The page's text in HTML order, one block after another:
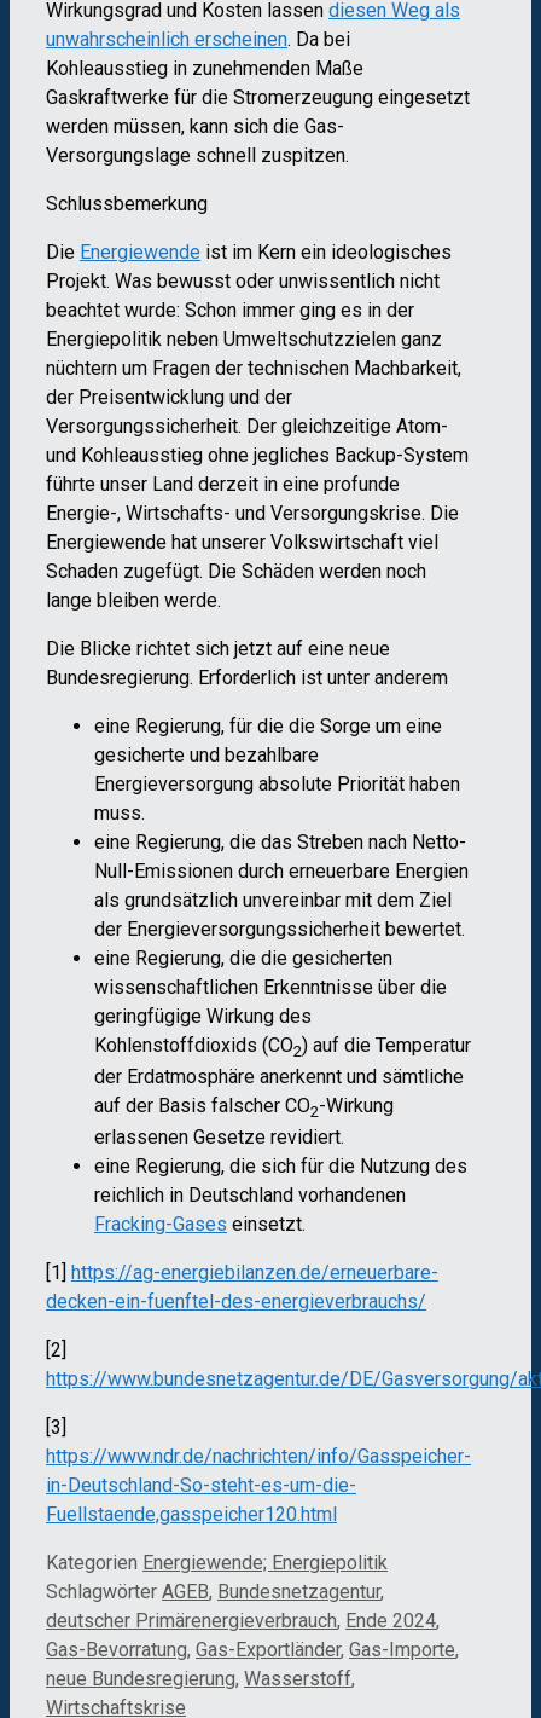
Wirkungsgrad und Kosten lassen diesen Weg als
unwahrscheinlich erscheinen. Da bei
Kohleausstieg in zunehmenden Maße
Gaskraftwerke für die Stromerzeugung eingesetzt
werden müssen, kann sich die Gas-
Versorgungslage schnell zuspitzen.
Schlussbemerkung
Die Energiewende ist im Kern ein ideologisches
Projekt. Was bewusst oder unwissentlich nicht
beachtet wurde: Schon immer ging es in der
Energiepolitik neben Umweltschutzzielen ganz
nüchtern um Fragen der technischen Machbarkeit,
der Preisentwicklung und der
Versorgungssicherheit. Der gleichzeitige Atom-
und Kohleausstieg ohne jegliches Backup-System
führte unser Land derzeit in eine profunde
Energie-, Wirtschafts- und Versorgungskrise. Die
Energiewende hat unserer Volkswirtschaft viel
Schaden zugefügt. Die Schäden werden noch
lange bleiben werde.
Die Blicke richtet sich jetzt auf eine neue
Bundesregierung. Erforderlich ist unter anderem
eine Regierung, für die die Sorge um eine
gesicherte und bezahlbare
Energieversorgung absolute Priorität haben
muss.
eine Regierung, die das Streben nach Netto-
Null-Emissionen durch erneuerbare Energien
als grundsätzlich unvereinbar mit dem Ziel
der Energieversorgungssicherheit bewertet.
eine Regierung, die die gesicherten
wissenschaftlichen Erkenntnisse über die
geringfügige Wirkung des
Kohlenstoffdioxids (CO2) auf die Temperatur
der Erdatmosphäre anerkennt und sämtliche
auf der Basis falscher CO2-Wirkung
erlassenen Gesetze revidiert.
eine Regierung, die sich für die Nutzung des
reichlich in Deutschland vorhandenen
Fracking-Gases einsetzt.
[1]
https://ag-energiebilanzen.de/erneuerbare-
decken-ein-fuenftel-des-energieverbrauchs/
[2]
https://www.bundesnetzagentur.de/DE/Gasversorgung/
[3]
https://www.ndr.de/nachrichten/info/Gasspeicher-
in-Deutschland-So-steht-es-um-die-
Fuellstaende,gasspeicher120.html
Kategorien Energiewende; Energiepolitik
Schlagwörter AGEB, Bundesnetzagentur,
deutscher Primärenergieverbrauch, Ende 2024,
Gas-Bevorratung, Gas-Exportländer, Gas-Importe,
neue Bundesregierung, Wasserstoff,
Wirtschaftskrise